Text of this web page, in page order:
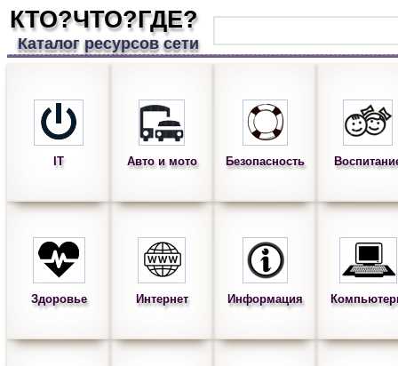
КТО?ЧТО?ГДЕ?
Каталог ресурсов сети
IT Авто и мото Безопасность
Здоровье Интернет Информация